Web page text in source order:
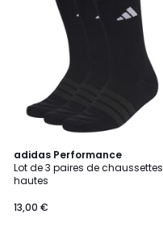
adidas Performance
Lot de 3 paires de chaussettes
hautes
13,00 €
4,8
/ 5
3
Couleurs